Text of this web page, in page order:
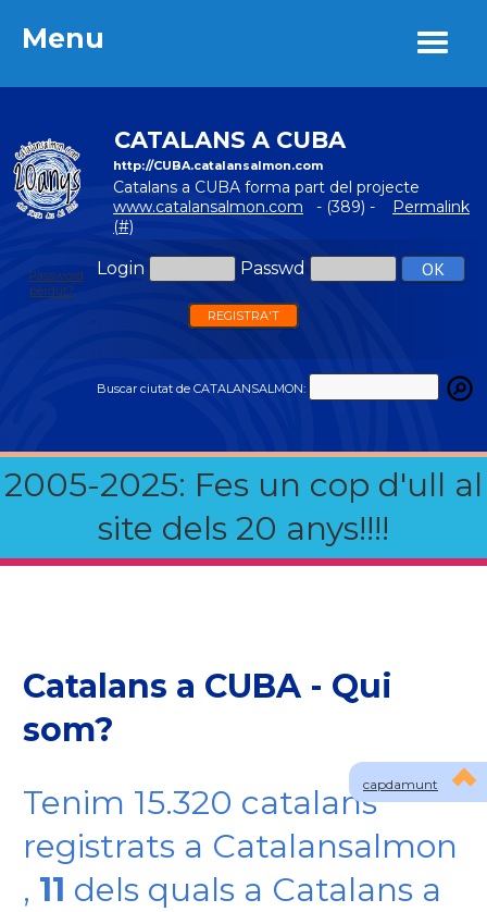
Menu
CATALANS A CUBA
http://CUBA.catalansalmon.com
Catalans a CUBA forma part del projecte
www.catalansalmon.com - (389) - Permalink
(#)
Login Passwd
Password
perdut?
REGISTRA'T
Buscar ciutat de CATALANSALMON:
2005-2025: Fes un cop d'ull al
site dels 20 anys!!!!
Menu
capdamunt
Catalans a CUBA - Qui
som?
Tenim 15.320 catalans
registrats a Catalansalmon
, 11 dels quals a Catalans a